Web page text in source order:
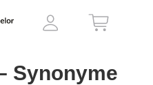
Synonyme